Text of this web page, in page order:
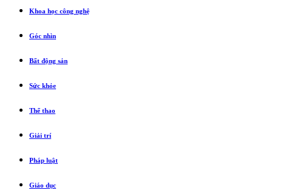
Khoa học công nghệ
Góc nhìn
Bất động sản
Sức khỏe
Thể thao
Giải trí
Pháp luật
Giáo dục